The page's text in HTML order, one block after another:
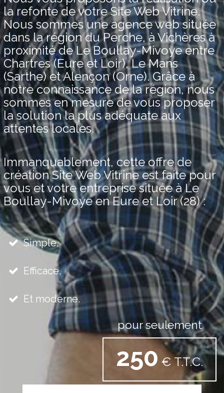
la refonte de votre Site Web Vitrine.
Nous sommes une agence web située
dans la région du Perche, à Vichères à
proximité de Le Boullay-Mivoye entre
Chartres (Eure et Loir), Le Mans
(Sarthe) et Alençon (Orne). Grâce à
notre connaissance de la région, nous
sommes en mesure de vous proposer
la solution la plus adéquate aux
attentes locales.
Immanquablement, cette offre de
création Site Web Vitrine est faite pour
vous et votre entreprise située à Le
Boullay-Mivoye en Eure et Loir (28) :
Simple,
Efficace,
Et moderne.
pour seulement
250 € T.T.C.